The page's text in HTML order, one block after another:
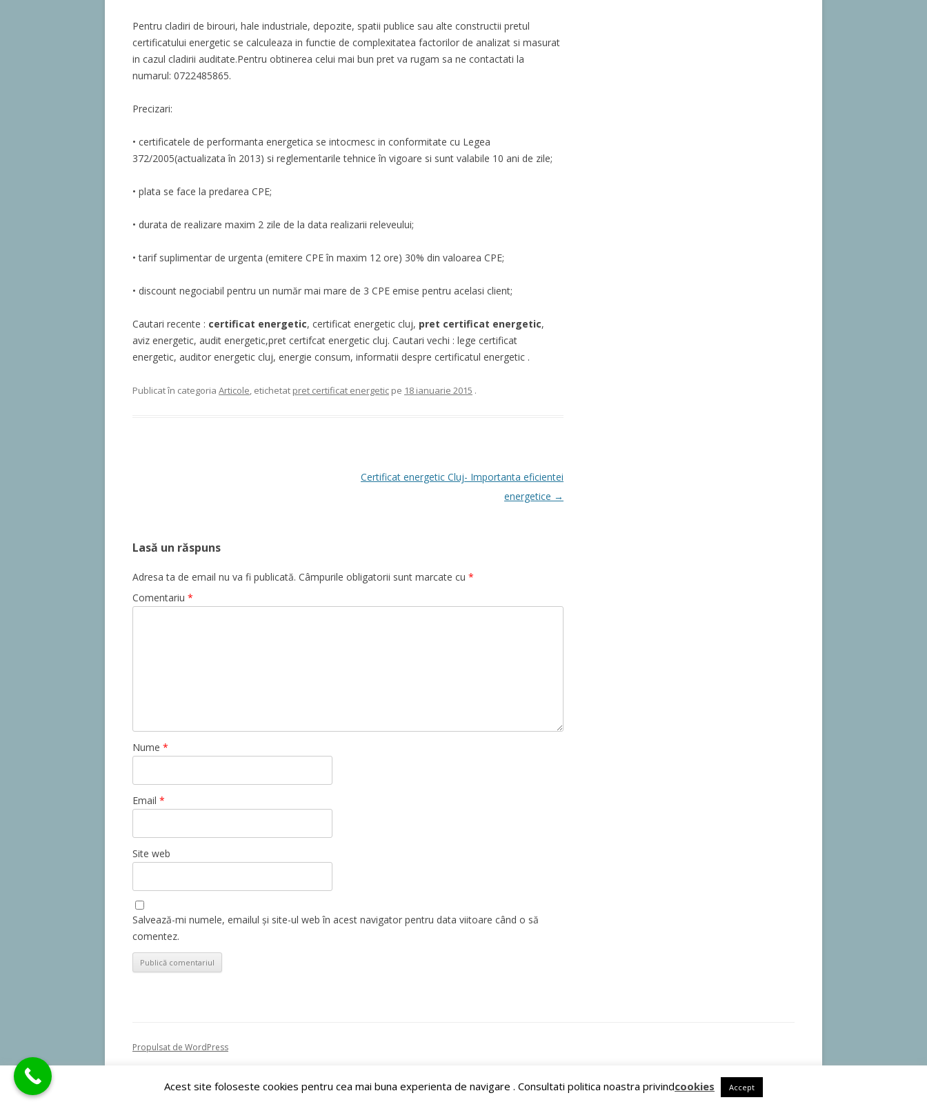
Pentru cladiri de birouri, hale industriale, depozite, spatii publice sau alte constructii pretul
certificatului energetic se calculeaza in functie de complexitatea factorilor de analizat si masurat
in cazul cladirii auditate.Pentru obtinerea celui mai bun pret va rugam sa ne contactati la
numarul: 0722485865.
Precizari:
• certificatele de performanta energetica se intocmesc in conformitate cu Legea
372/2005(actualizata în 2013) si reglementarile tehnice în vigoare si sunt valabile 10 ani de zile;
• plata se face la predarea CPE;
• durata de realizare maxim 2 zile de la data realizarii releveului;
• tarif suplimentar de urgenta (emitere CPE în maxim 12 ore) 30% din valoarea CPE;
• discount negociabil pentru un număr mai mare de 3 CPE emise pentru acelasi client;
Cautari recente : certificat energetic, certificat energetic cluj, pret certificat energetic,
aviz energetic, audit energetic,pret certifcat energetic cluj. Cautari vechi : lege certificat
energetic, auditor energetic cluj, energie consum, informatii despre certificatul energetic .
Publicat în categoria Articole , etichetat pret certificat energetic pe 18 ianuarie 2015 .
Certificat energetic Cluj- Importanta eficientei
energetice →
Lasă un răspuns
Adresa ta de email nu va fi publicată. Câmpurile obligatorii sunt marcate cu *
Comentariu *
Nume *
Email *
Site web
Salvează-mi numele, emailul și site-ul web în acest navigator pentru data viitoare când o să
comentez.
Propulsat de WordPress
Acest site foloseste cookies pentru cea mai buna experienta de navigare . Consultati politica noastra privindcookies Accept